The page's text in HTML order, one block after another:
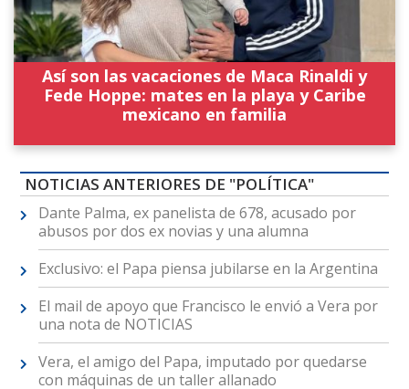
Así son las vacaciones de Maca Rinaldi y
Fede Hoppe: mates en la playa y Caribe
mexicano en familia
NOTICIAS ANTERIORES DE "POLÍTICA"
Dante Palma, ex panelista de 678, acusado por
abusos por dos ex novias y una alumna
Exclusivo: el Papa piensa jubilarse en la Argentina
El mail de apoyo que Francisco le envió a Vera por
una nota de NOTICIAS
Vera, el amigo del Papa, imputado por quedarse
con máquinas de un taller allanado